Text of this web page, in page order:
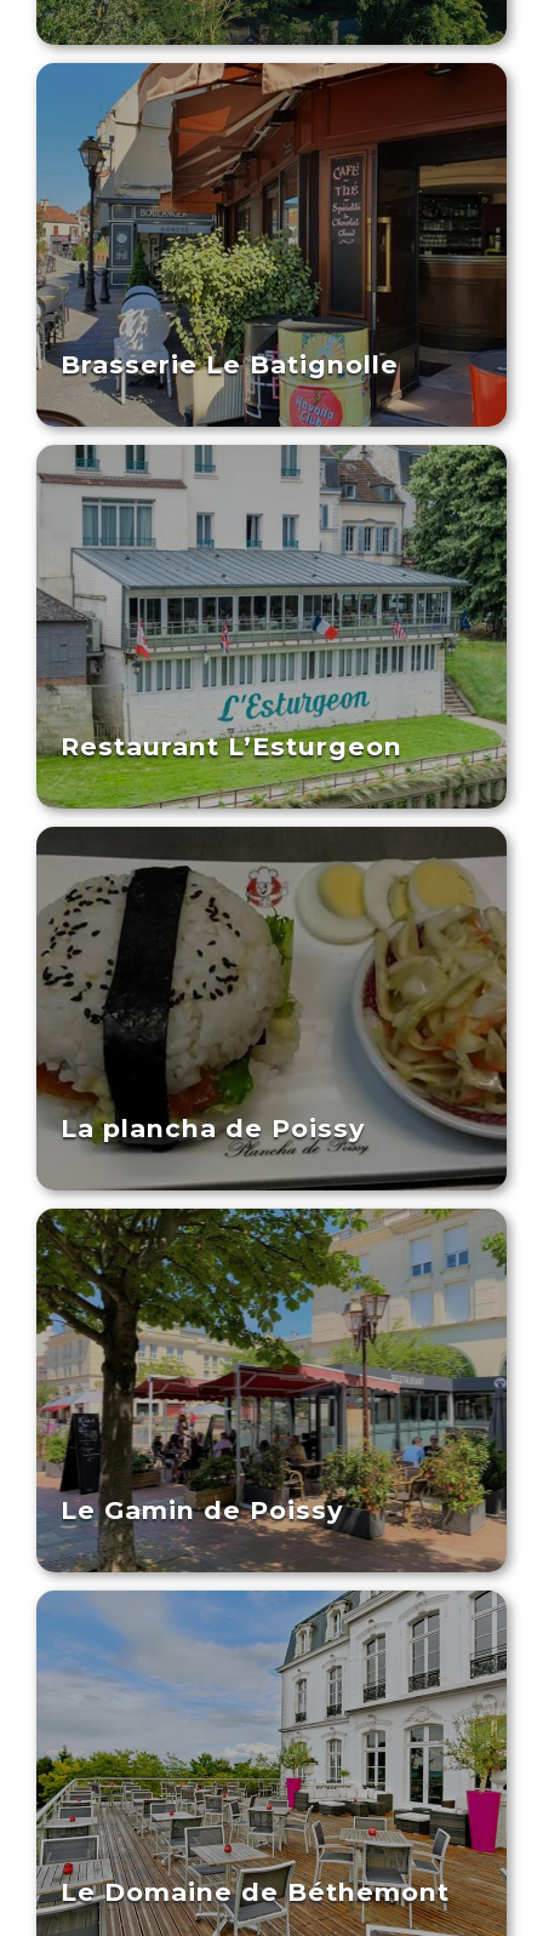
Brasserie Le Batignolle
Restaurant L’Esturgeon
La plancha de Poissy
Le Gamin de Poissy
Le Domaine de Béthemont